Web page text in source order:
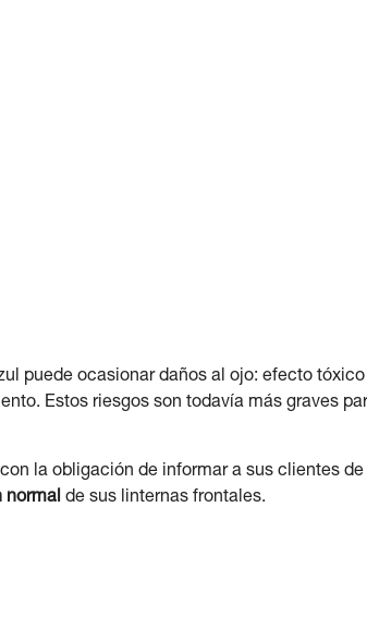
puede ocasionar daños al ojo: efecto tóxico
Estos riesgos son todavía más graves
la obligación de informar a sus clientes de
normal de sus linternas frontales.